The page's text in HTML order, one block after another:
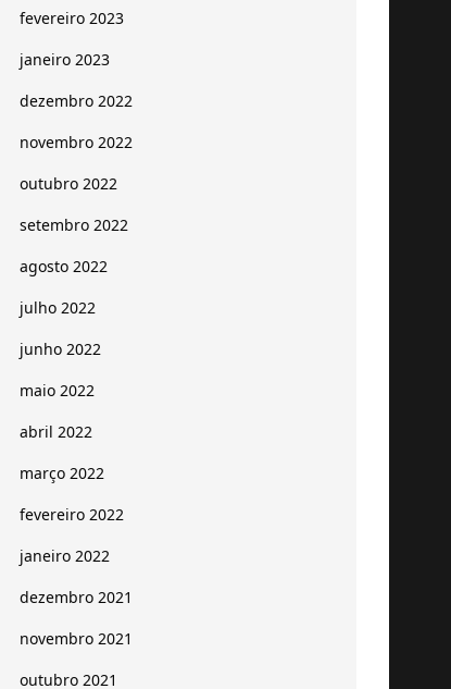
fevereiro 2023
janeiro 2023
dezembro 2022
novembro 2022
outubro 2022
setembro 2022
agosto 2022
julho 2022
junho 2022
maio 2022
abril 2022
março 2022
fevereiro 2022
janeiro 2022
dezembro 2021
novembro 2021
outubro 2021